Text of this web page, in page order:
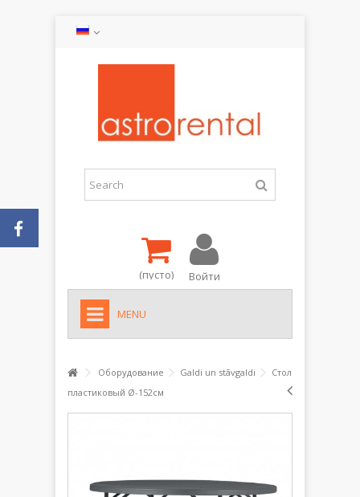
(пусто) Войти
MENU
Оборудование Galdi un stāvgaldi
Стол
пластиковый Ø-152см